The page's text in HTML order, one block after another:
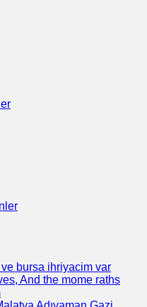
bursa ihriyacim var
And the mome raths